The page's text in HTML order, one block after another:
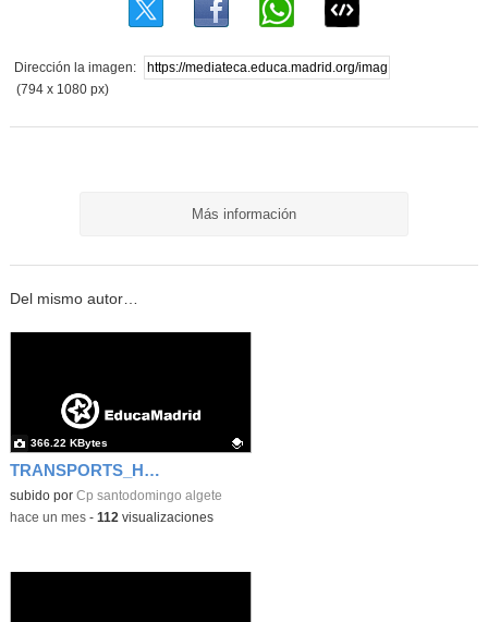
Dirección la imagen:
(794 x 1080 px)
Más información
Del mismo autor…
TRANSPORTS_HENRY FORD
Contenido educativo.
subido por Cp santodomingo algete
366.22 KBytes
-hace un mes- 112 visualizaciones